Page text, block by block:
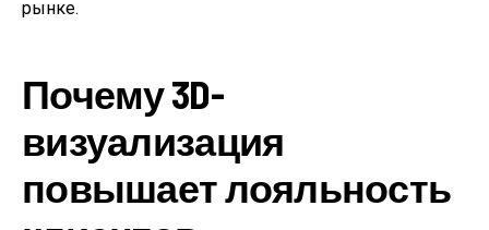
рынке.
Почему 3D-
визуализация
повышает лояльность